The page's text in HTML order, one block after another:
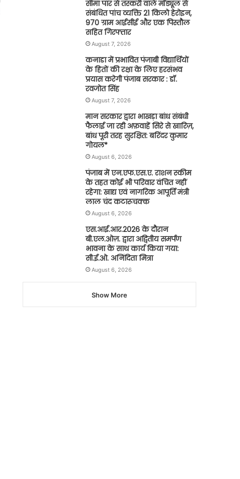
सीमा पार से तस्करी वाले मॉड्यूल से
संबंधित पांच व्यक्ति 21 किलो हेरोइन,
970 ग्राम आईसीई और एक पिस्तौल
सहित गिरफ्तार
August 7, 2026
कनाडा में प्रभावित पंजाबी विद्यार्थियों
के हितों की रक्षा के लिए हरसंभव
प्रयास करेगी पंजाब सरकार : डॉ.
रवजोत सिंह
August 7, 2026
मान सरकार द्वारा भाखड़ा बांध संबंधी
फैलाई जा रही अफ़वाहें सिरे से खारिज़,
बांध पूरी तरह सुरक्षित: बरिंदर कुमार
गोयल*
August 6, 2026
पंजाब में एन.एफ.एस.ए. राशन स्कीम
के तहत कोई भी परिवार वंचित नहीं
रहेगा: खाद्य एवं नागरिक आपूर्ति मंत्री
लाल चंद कटारूचक्क
August 6, 2026
एस.आई.आर.2026 के दौरान
बी.एल.ओज़. द्वारा अद्वितीय समर्पण
भावना के साथ कार्य किया गया:
सी.ई.ओ. अनिंदिता मित्रा
August 6, 2026
Show More